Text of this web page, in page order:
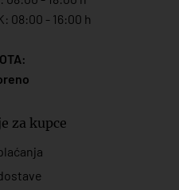
08:00 - 16:00 h
za kupce